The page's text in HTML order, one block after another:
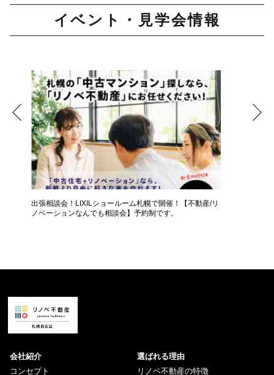
イベント・見学会情報
出張相談会！LIXILショールーム札幌で開催！【不動産/リ
ノベーションなんでも相談会】予約制です。
会社紹介
コンセプト
選ばれる理由
リノベ不動産の特徴